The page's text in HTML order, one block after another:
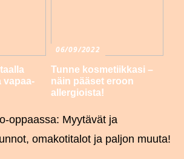
vapaa-
06/09/2022
Tunne kosmetiikkasi –
näin pääset eroon
allergioista!
oppaassa: Myytävät ja
omakotitalot ja paljon muuta!